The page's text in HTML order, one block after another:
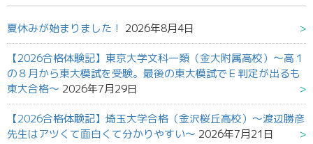
夏休みが始まりました！ 2026年8月4日
【2026合格体験記】東京大学文科一類（金大附属高校）～高１
の８月から東大模試を受験。最後の東大模試でＥ判定が出るも
東大合格～ 2026年7月29日
【2026合格体験記】埼玉大学合格（金沢桜丘高校）～渡辺勝彦
先生はアツくて面白くて分かりやすい～ 2026年7月21日